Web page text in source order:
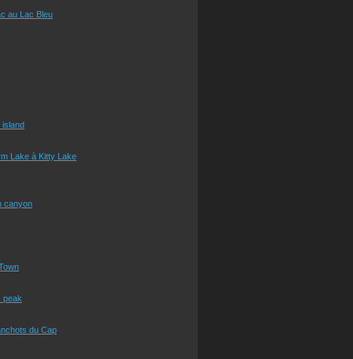
au Lac Bleu
island
Lake à Kitty Lake
canyon
peak
du Cap